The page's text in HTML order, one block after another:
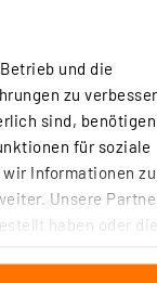
und die
zu
sind,
für soziale
Informationen zu
Unsere
haben oder